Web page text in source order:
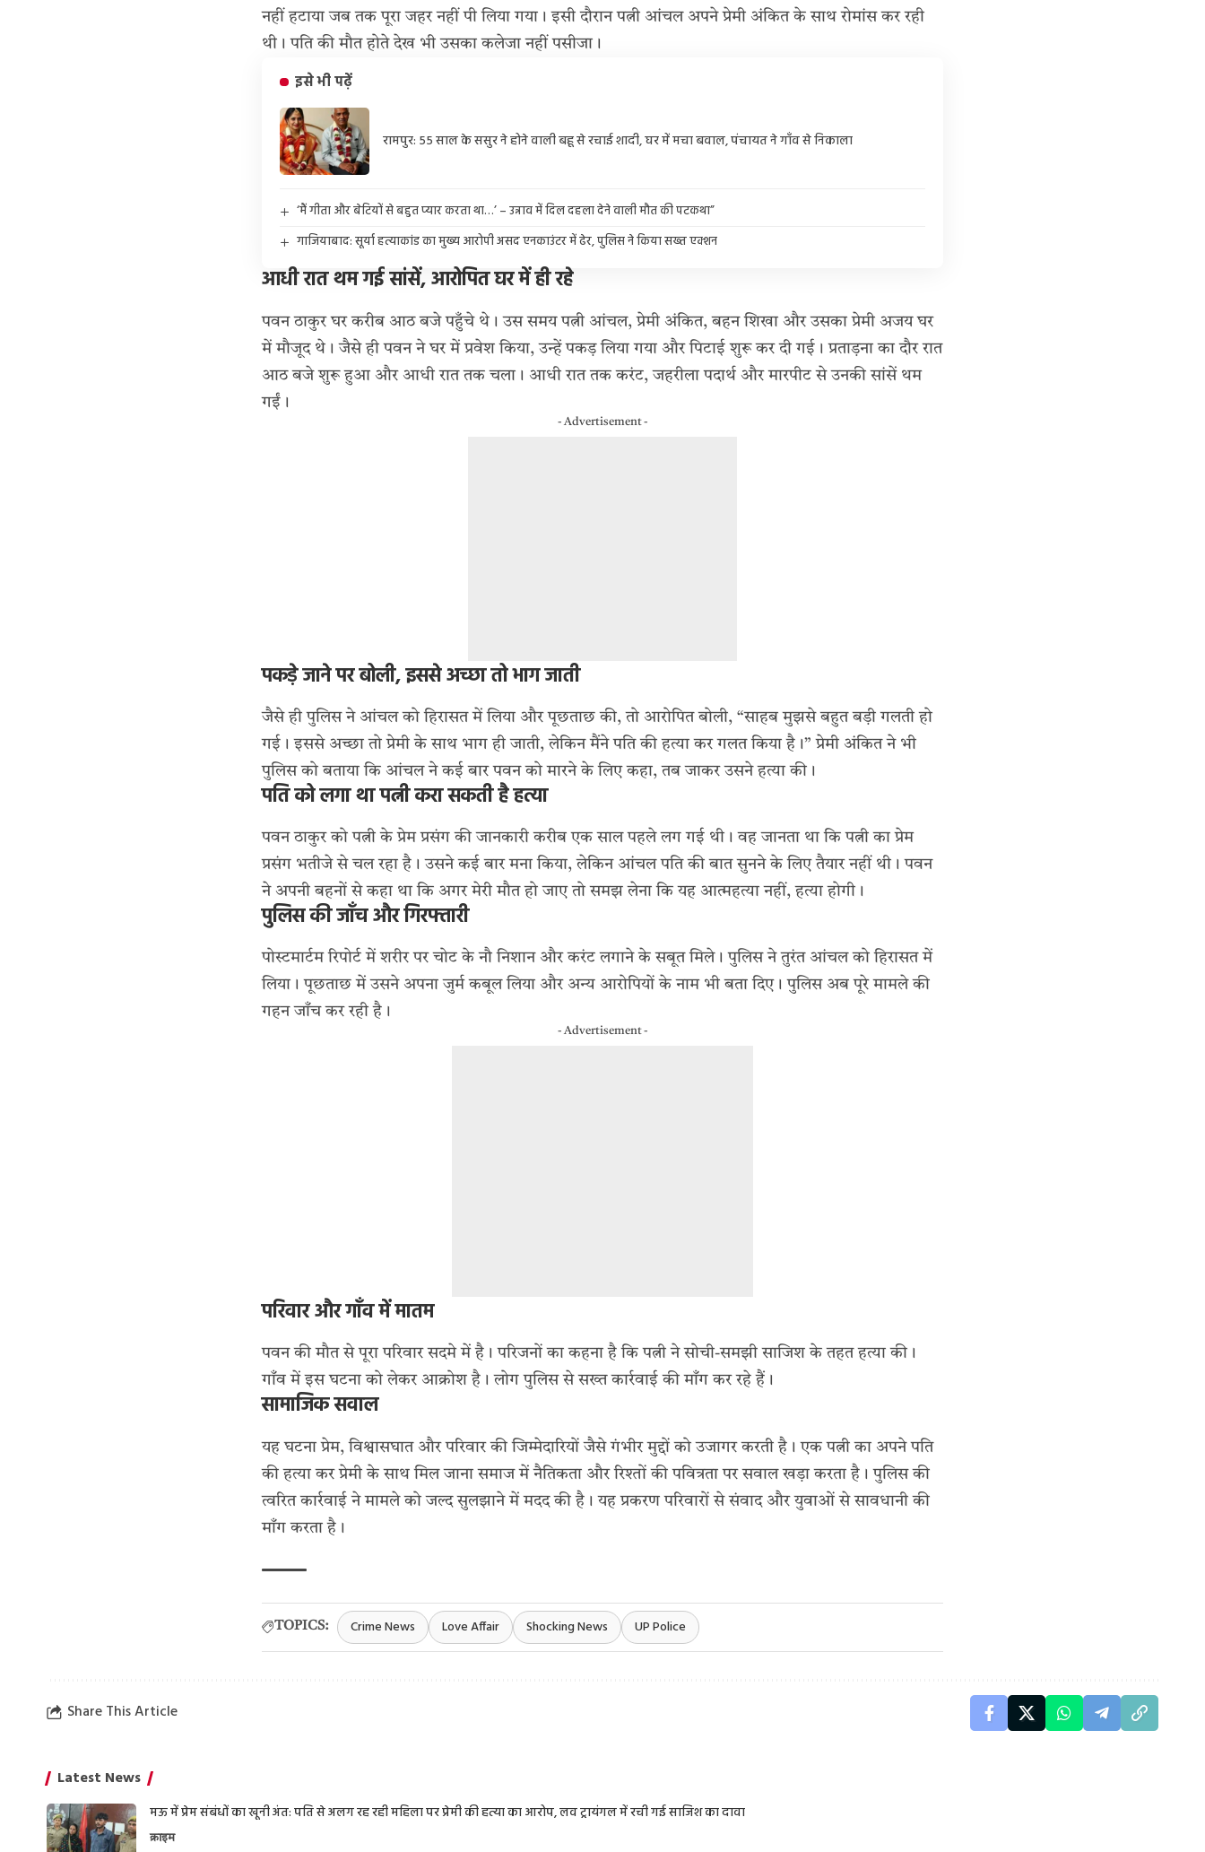
नहीं हटाया जब तक पूरा जहर नहीं पी लिया गया। इसी दौरान पत्नी आंचल अपने प्रेमी अंकित के साथ रोमांस कर रही
थी। पति की मौत होते देख भी उसका कलेजा नहीं पसीजा।
इसे भी पढ़ें
रामपुर: 55 साल के ससुर ने होने वाली बहू से रचाई शादी, घर में मचा बवाल, पंचायत ने गाँव से निकाला
‘मैं गीता और बेटियों से बहुत प्यार करता था…’ – उन्नाव में दिल दहला देने वाली मौत की पटकथा”
गाजियाबाद: सूर्या हत्याकांड का मुख्य आरोपी असद एनकाउंटर में ढेर, पुलिस ने किया सख्त एक्शन
आधी रात थम गई सांसें, आरोपित घर में ही रहे
पवन ठाकुर घर करीब आठ बजे पहुँचे थे। उस समय पत्नी आंचल, प्रेमी अंकित, बहन शिखा और उसका प्रेमी अजय घर
में मौजूद थे। जैसे ही पवन ने घर में प्रवेश किया, उन्हें पकड़ लिया गया और पिटाई शुरू कर दी गई। प्रताड़ना का दौर रात
आठ बजे शुरू हुआ और आधी रात तक चला। आधी रात तक करंट, जहरीला पदार्थ और मारपीट से उनकी सांसें थम
गईं।
- Advertisement -
पकड़े जाने पर बोली, इससे अच्छा तो भाग जाती
जैसे ही पुलिस ने आंचल को हिरासत में लिया और पूछताछ की, तो आरोपित बोली, “साहब मुझसे बहुत बड़ी गलती हो
गई। इससे अच्छा तो प्रेमी के साथ भाग ही जाती, लेकिन मैंने पति की हत्या कर गलत किया है।” प्रेमी अंकित ने भी
पुलिस को बताया कि आंचल ने कई बार पवन को मारने के लिए कहा, तब जाकर उसने हत्या की।
पति को लगा था पत्नी करा सकती है हत्या
पवन ठाकुर को पत्नी के प्रेम प्रसंग की जानकारी करीब एक साल पहले लग गई थी। वह जानता था कि पत्नी का प्रेम
प्रसंग भतीजे से चल रहा है। उसने कई बार मना किया, लेकिन आंचल पति की बात सुनने के लिए तैयार नहीं थी। पवन
ने अपनी बहनों से कहा था कि अगर मेरी मौत हो जाए तो समझ लेना कि यह आत्महत्या नहीं, हत्या होगी।
पुलिस की जाँच और गिरफ्तारी
पोस्टमार्टम रिपोर्ट में शरीर पर चोट के नौ निशान और करंट लगाने के सबूत मिले। पुलिस ने तुरंत आंचल को हिरासत में
लिया। पूछताछ में उसने अपना जुर्म कबूल लिया और अन्य आरोपियों के नाम भी बता दिए। पुलिस अब पूरे मामले की
गहन जाँच कर रही है।
- Advertisement -
परिवार और गाँव में मातम
पवन की मौत से पूरा परिवार सदमे में है। परिजनों का कहना है कि पत्नी ने सोची-समझी साजिश के तहत हत्या की।
गाँव में इस घटना को लेकर आक्रोश है। लोग पुलिस से सख्त कार्रवाई की माँग कर रहे हैं।
सामाजिक सवाल
यह घटना प्रेम, विश्वासघात और परिवार की जिम्मेदारियों जैसे गंभीर मुद्दों को उजागर करती है। एक पत्नी का अपने पति
की हत्या कर प्रेमी के साथ मिल जाना समाज में नैतिकता और रिश्तों की पवित्रता पर सवाल खड़ा करता है। पुलिस की
त्वरित कार्रवाई ने मामले को जल्द सुलझाने में मदद की है। यह प्रकरण परिवारों से संवाद और युवाओं से सावधानी की
माँग करता है।
TOPICS: Crime News Love Affair Shocking News UP Police
Share This Article
Latest News
मऊ में प्रेम संबंधों का खूनी अंत: पति से अलग रह रही महिला पर प्रेमी की हत्या का आरोप, लव ट्रायंगल में रची गई साजिश का दावा
क्राइम